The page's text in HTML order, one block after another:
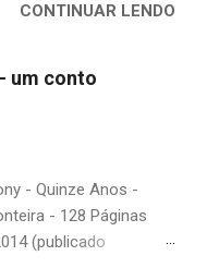
de clássicos da
somos forçados
burocrática na escola e
uma certa
livro ou autor
É surpreendente
visita a essas
maturidade, pode
CONTINUAR LENDO
um conto
- Quinze Anos -
- 128 Páginas
(publicado